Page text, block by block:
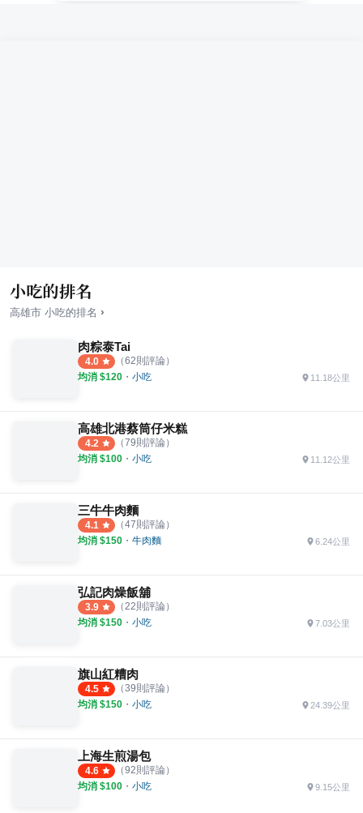
小吃的排名
高雄市 小吃的排名 ›
肉粽泰Tai
4.0 （62則評論）
均消 $120 ・ 小吃 11.18公里
高雄北港蔡筒仔米糕
4.2 （79則評論）
均消 $100 ・ 小吃 11.12公里
三牛牛肉麵
4.1 （47則評論）
均消 $150 ・ 牛肉麵 6.24公里
弘記肉燥飯舖
3.9 （22則評論）
均消 $150 ・ 小吃 7.03公里
旗山紅糟肉
4.5 （39則評論）
均消 $150 ・ 小吃 24.39公里
上海生煎湯包
4.6 （92則評論）
均消 $100 ・ 小吃 9.15公里